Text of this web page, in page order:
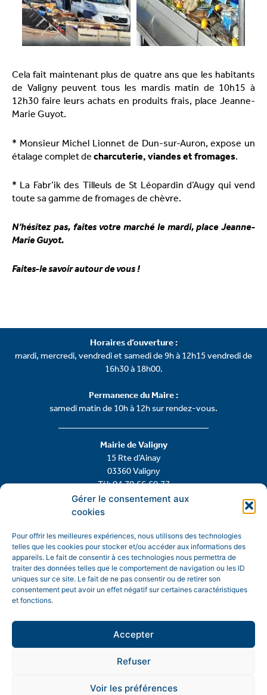
Gérer le consentement aux
cookies
Pour offrir les meilleures expériences, nous utilisons des technologies
telles que les cookies pour stocker et/ou accéder aux informations des
appareils. Le fait de consentir à ces technologies nous permettra de
traiter des données telles que le comportement de navigation ou les ID
uniques sur ce site. Le fait de ne pas consentir ou de retirer son
consentement peut avoir un effet négatif sur certaines caractéristiques
et fonctions.
Accepter
Refuser
Voir les préférences
Cela fait maintenant plus de quatre ans que les habitants
de Valigny peuvent tous les mardis matin de 10h15 à
12h30 faire leurs achats en produits frais, place Jeanne-
Marie Guyot.
* Monsieur Michel Lionnet de Dun-sur-Auron, expose un
étalage complet de charcuterie, viandes et fromages.
* La Fabr’ik des Tilleuls de St Léopardin d’Augy qui vend
toute sa gamme de fromages de chèvre.
N‘hésitez pas, faites votre marché le mardi, place Jeanne-
Marie Guyot.
Faites-le savoir autour de vous !
Mairie de Valigny
15 Rte d’Ainay
03360 Valigny
Tél: 04.70.66.60.77
Contactez-nous
Horaires d’ouverture :
mardi, mercredi, vendredi et samedi de 9h à 12h15 vendredi de
16h30 à 18h00.
Permanence du Maire :
samedi matin de 10h à 12h sur rendez-vous.
Mentions légales